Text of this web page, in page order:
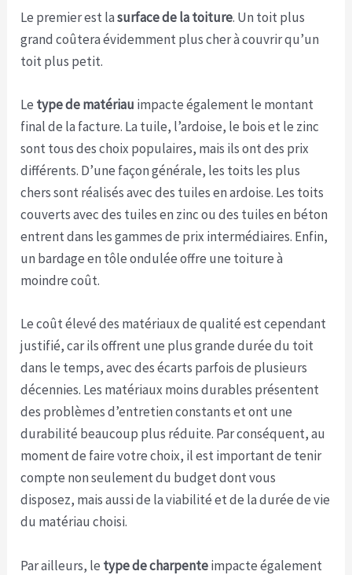
Le premier est lasurface de la toiture. Un toit plus
grand coûtera évidemment plus cher à couvrir qu’un
toit plus petit.
Le type de matériau impacte également le montant
final de la facture. La tuile, l’ardoise, le bois et le zinc
sont tous des choix populaires, mais ils ont des prix
différents. D’une façon générale, les toits les plus
chers sont réalisés avec des tuiles en ardoise. Les toits
couverts avec des tuiles en zinc ou des tuiles en béton
entrent dans les gammes de prix intermédiaires. Enfin,
un bardage en tôle ondulée offre une toiture à
moindre coût.
Le coût élevé des matériaux de qualité est cependant
justifié, car ils offrent une plus grande durée du toit
dans le temps, avec des écarts parfois de plusieurs
décennies. Les matériaux moins durables présentent
des problèmes d’entretien constants et ont une
durabilité beaucoup plus réduite. Par conséquent, au
moment de faire votre choix, il est important de tenir
compte non seulement du budget dont vous
disposez, mais aussi de la viabilité et de la durée de vie
du matériau choisi.
Par ailleurs, le type de charpenteimpacte également